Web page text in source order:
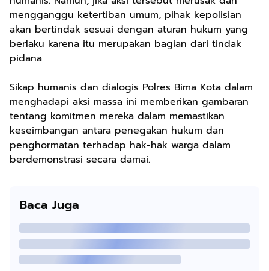
mengganggu ketertiban umum, pihak kepolisian
akan bertindak sesuai dengan aturan hukum yang
berlaku karena itu merupakan bagian dari tindak
pidana.
Sikap humanis dan dialogis Polres Bima Kota dalam
menghadapi aksi massa ini memberikan gambaran
tentang komitmen mereka dalam memastikan
keseimbangan antara penegakan hukum dan
penghormatan terhadap hak-hak warga dalam
berdemonstrasi secara damai.
Baca Juga